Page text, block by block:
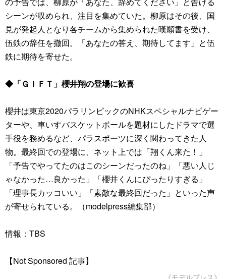
シーンが収められ、注目を集めていた。柳原はその後、国
見が発起人となり各チームから集められた嘆願書を受け、
伍鉄の辞任を撤回。「あなたの答え、期待してます」と伍
鉄に期待を寄せた。
◆「ＧＩＦＴ」櫻井翔の登場に歓喜
櫻井は東京2020パラリンピックのNHKスペシャルナビゲー
ターや、車いすバスケットボールを題材にしたドラマで選
手役を務めるなど、パラスポーツに深く関わってきた人
物。最終回での登場に、ネット上では「翔くん来た！」
「予告でやってたのはこのシーンだったのね」「悪い人じ
ゃなかった…良かった」「櫻井くんにぴったりすぎる」
「理事長カッコいい」「素敵な最終回だった」といった声
が寄せられている。（modelpress編集部）
情報：TBS
【Not Sponsored 記事】
《モデルプレス》